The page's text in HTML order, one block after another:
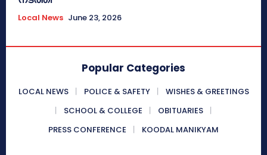
Local News June 23, 2026
Popular Categories
LOCAL NEWS POLICE & SAFETY
WISHES & GREETINGS
SCHOOL & COLLEGE
OBITUARIES
PRESS CONFERENCE
KOODAL MANIKYAM